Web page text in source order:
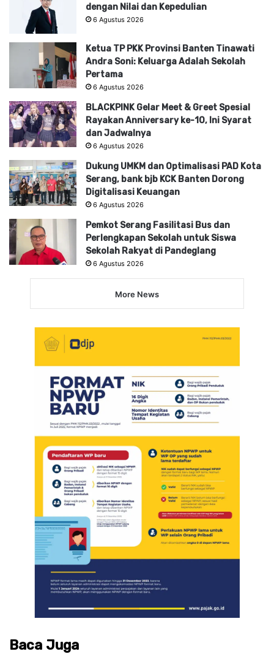
dengan Nilai dan Kepedulian
6 Agustus 2026
Ketua TP PKK Provinsi Banten Tinawati
Andra Soni: Keluarga Adalah Sekolah
Pertama
6 Agustus 2026
BLACKPINK Gelar Meet & Greet Spesial
Rayakan Anniversary ke-10, Ini Syarat
dan Jadwalnya
6 Agustus 2026
Dukung UMKM dan Optimalisasi PAD Kota
Serang, bank bjb KCK Banten Dorong
Digitalisasi Keuangan
6 Agustus 2026
Pemkot Serang Fasilitasi Bus dan
Perlengkapan Sekolah untuk Siswa
Sekolah Rakyat di Pandeglang
6 Agustus 2026
More News
Baca Juga